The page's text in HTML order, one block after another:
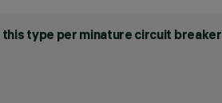
type per minature circuit breaker